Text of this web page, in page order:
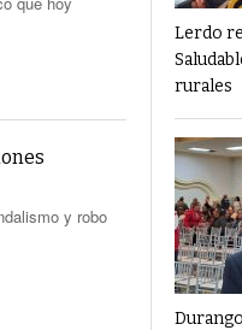
y robo
Lerdo
rurales